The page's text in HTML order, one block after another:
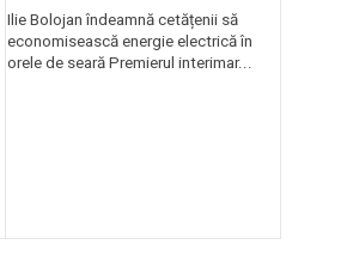
Ilie Bolojan îndeamnă cetățenii să
economisească energie electrică în
orele de seară Premierul interimar...